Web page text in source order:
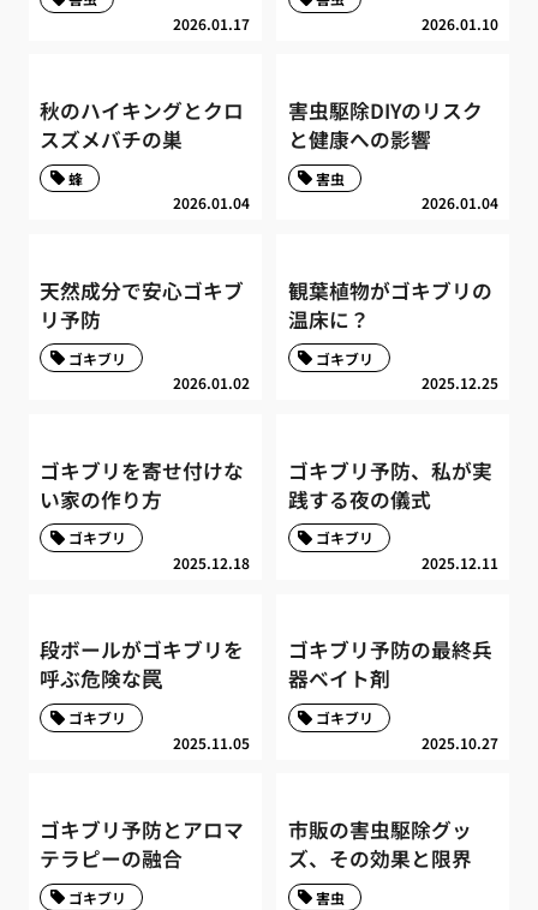
2026.01.17
2026.01.10
秋のハイキングとクロ
スズメバチの巣
2026.01.04
蜂
害虫駆除DIYのリスク
と健康への影響
2026.01.04
害虫
天然成分で安心ゴキブ
リ予防
2026.01.02
ゴキブリ
観葉植物がゴキブリの
温床に？
2025.12.25
ゴキブリ
ゴキブリを寄せ付けな
い家の作り方
2025.12.18
ゴキブリ
ゴキブリ予防、私が実
践する夜の儀式
2025.12.11
ゴキブリ
段ボールがゴキブリを
呼ぶ危険な罠
2025.11.05
ゴキブリ
ゴキブリ予防の最終兵
器ベイト剤
2025.10.27
ゴキブリ
ゴキブリ予防とアロマ
テラピーの融合
ゴキブリ
市販の害虫駆除グッ
ズ、その効果と限界
害虫